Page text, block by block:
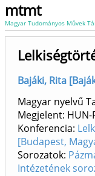
mtmt
Magyar Tudományos Művek
Bajáki, Rita
Magyar nyelvű
Megjelent:
Konferencia:
[Budapest,
Sorozatok:
Intézetének